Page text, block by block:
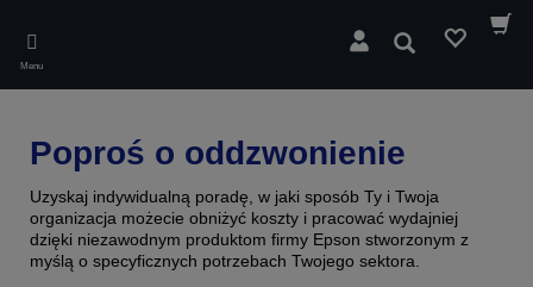
main
content
Menu
Wyszukaj
Poproś o oddzwonienie
Uzyskaj indywidualną poradę, w jaki sposób Ty i Twoja
organizacja możecie obniżyć koszty i pracować wydajniej
dzięki niezawodnym produktom firmy Epson stworzonym z
myślą o specyficznych potrzebach Twojego sektora.